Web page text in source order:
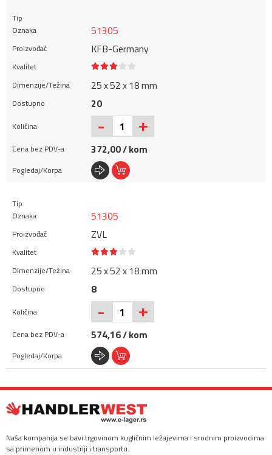
51305
KFB-Germany
25 x 52 x 18 mm
20
- +
372,00 / kom
51305
ZVL
25 x 52 x 18 mm
8
- +
574,16 / kom
Naša kompanija se bavi trgovinom kugličnim ležajevima i srodnim proizvodima
sa primenom u industriji i transportu.